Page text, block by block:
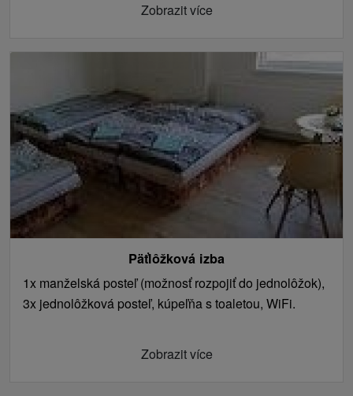
Zobrazit více
Päťlôžková izba
1x manželská posteľ (možnosť rozpojiť do jednolôžok),
3x jednolôžková posteľ, kúpeľňa s toaletou, WiFi.
Zobrazit více